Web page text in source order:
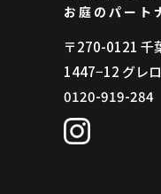
お庭のパート
〒270-0121 千
1447−12 グレ
0120-919-284